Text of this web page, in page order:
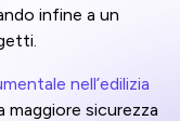
infine a un
nell’edilizia
maggiore sicurezza